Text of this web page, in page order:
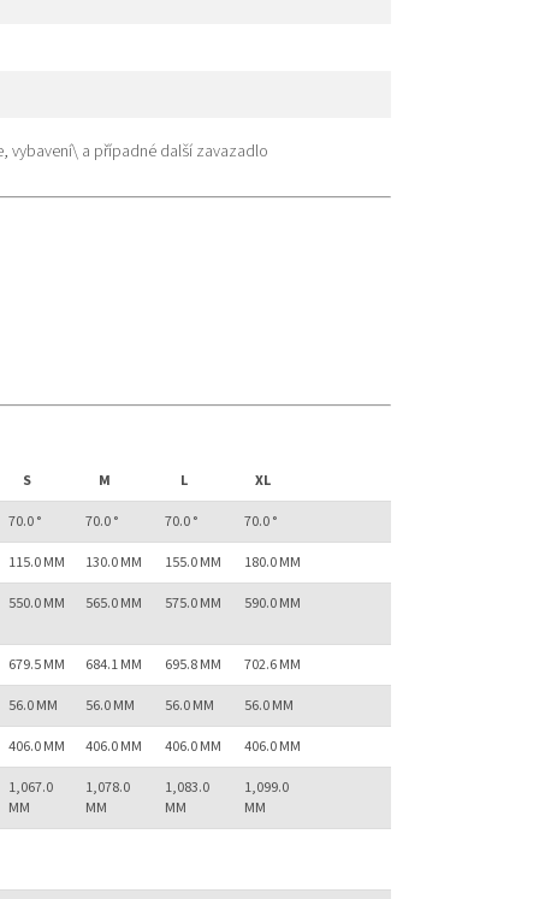
vybavení\ a případné další zavazadlo
S M L
XL
70.0 ° 70.0 ° 70.0 °
70.0 °
115.0 MM 130.0 MM 155.0 MM
180.0 MM
550.0 MM 565.0 MM 575.0 MM 590.0 MM
679.5 MM 684.1 MM 695.8 MM
702.6 MM
56.0 MM 56.0 MM 56.0 MM
56.0 MM
406.0 MM 406.0 MM 406.0 MM
406.0 MM
1,067.0
MM
1,078.0
MM
1,083.0
MM
1,099.0
MM